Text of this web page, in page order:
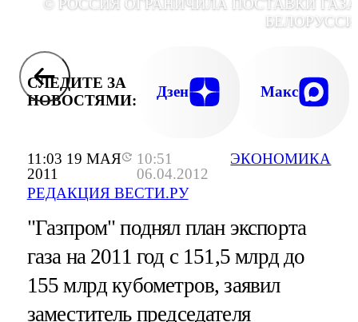
11:03 19 МАЯ
2011
10:51
06.04.2012
РЕДАКЦИЯ ВЕСТИ.РУ
ЭКОНОМИКА
СЛЕДИТЕ ЗА
НОВОСТЯМИ:
Дзен Макс
"Газпром" поднял план экспорта
газа на 2011 год с 151,5 млрд до
155 млрд кубометров, заявил
заместитель председателя